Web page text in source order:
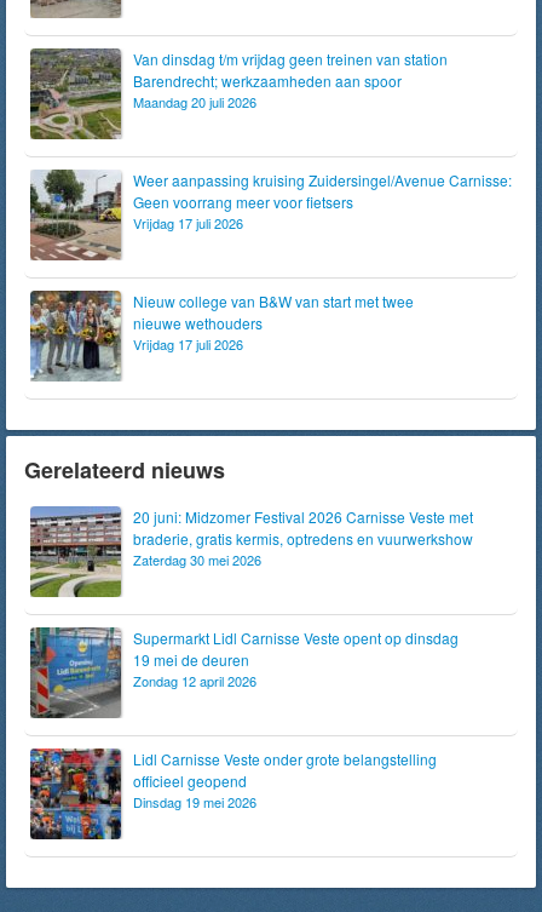
Van dinsdag t/m vrijdag geen treinen van station
Barendrecht; werkzaamheden aan spoor
Maandag 20 juli 2026
Weer aanpassing kruising Zuidersingel/Avenue Carnisse:
Geen voorrang meer voor fietsers
Vrijdag 17 juli 2026
Nieuw college van B&W van start met twee
nieuwe wethouders
Vrijdag 17 juli 2026
Gerelateerd nieuws
20 juni: Midzomer Festival 2026 Carnisse Veste met
braderie, gratis kermis, optredens en vuurwerkshow
Zaterdag 30 mei 2026
Supermarkt Lidl Carnisse Veste opent op dinsdag
19 mei de deuren
Zondag 12 april 2026
Lidl Carnisse Veste onder grote belangstelling
officieel geopend
Dinsdag 19 mei 2026